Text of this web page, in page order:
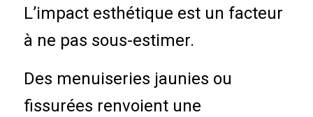
L’impact esthétique est un facteur
à ne pas sous-estimer.
Des menuiseries jaunies ou
fissurées renvoient une